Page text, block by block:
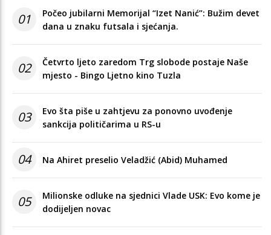
01
Počeo jubilarni Memorijal “Izet Nanić”: Bužim devet
dana u znaku futsala i sjećanja.
02
Četvrto ljeto zaredom Trg slobode postaje Naše
mjesto - Bingo Ljetno kino Tuzla
03
Evo šta piše u zahtjevu za ponovno uvođenje
sankcija političarima u RS-u
04 Na Ahiret preselio Veladžić (Abid) Muhamed
05
Milionske odluke na sjednici Vlade USK: Evo kome je
dodijeljen novac